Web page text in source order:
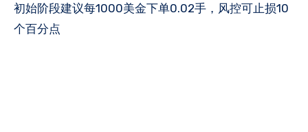
初始阶段建议每1000美金下单0.02手，风控可止损10
个百分点